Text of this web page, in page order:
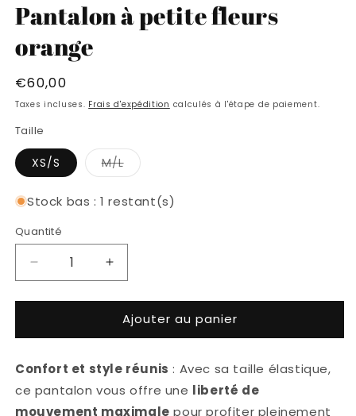
fenêtre
modale
Pantalon à petite fleurs
orange
Prix
habituel
€60,00
Taxes incluses. Frais d'expédition calculés à l'étape de paiement.
Taille
XS/S M/LVariante
épuisée
indisponible
Stock bas : 1 restant(s)
Quantité
Réduire
la
quantité
Pantalon
petite
fleurs
orange
Augmenter
la
quantité
de
Pantalon
petite
fleurs
orange
Ajouter au panier
Confort et style réunis : Avec sa taille élastique,
ce pantalon vous offre une liberté de
mouvement maximale pour profiter pleinement